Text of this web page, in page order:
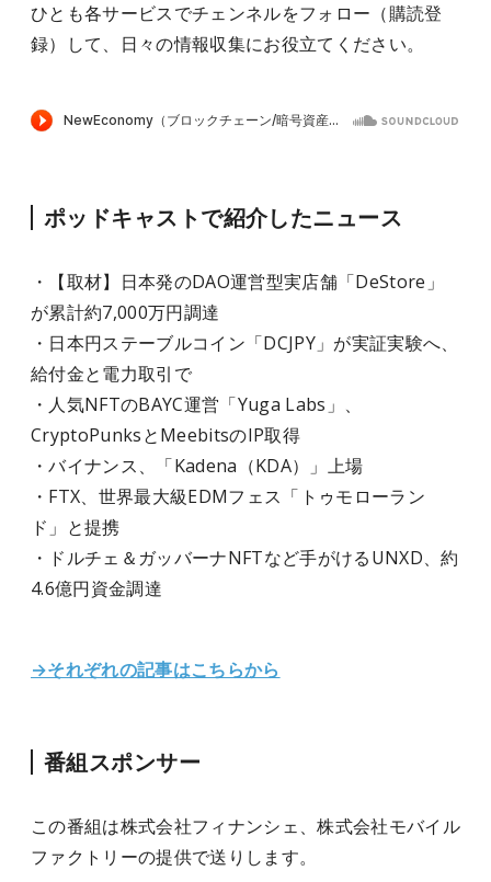
ひとも各サービスでチェンネルをフォロー（購読登
録）して、日々の情報収集にお役立てください。
ポッドキャストで紹介したニュース
・【取材】日本発のDAO運営型実店舗「DeStore」
が累計約7,000万円調達
・日本円ステーブルコイン「DCJPY」が実証実験へ、
給付金と電力取引で
・人気NFTのBAYC運営「Yuga Labs」、
CryptoPunksとMeebitsのIP取得
・バイナンス、「Kadena（KDA）」上場
・FTX、世界最大級EDMフェス「トゥモローラン
ド」と提携
・ドルチェ＆ガッバーナNFTなど手がけるUNXD、約
4.6億円資金調達
→それぞれの記事はこちらから
番組スポンサー
この番組は株式会社フィナンシェ、株式会社モバイル
ファクトリーの提供で送りします。